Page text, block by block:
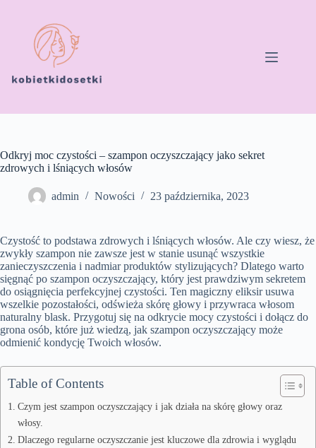
Odkryj moc czystości – szampon oczyszczający jako sekret
zdrowych i lśniących włosów
admin Nowości 23 października, 2023
Czystość to podstawa zdrowych i lśniących włosów. Ale czy wiesz, że
zwykły szampon nie zawsze jest w stanie usunąć wszystkie
zanieczyszczenia i nadmiar produktów stylizujących? Dlatego warto
sięgnąć po szampon oczyszczający, który jest prawdziwym sekretem
do osiągnięcia perfekcyjnej czystości. Ten magiczny eliksir usuwa
wszelkie pozostałości, odświeża skórę głowy i przywraca włosom
naturalny blask. Przygotuj się na odkrycie mocy czystości i dołącz do
grona osób, które już wiedzą, jak szampon oczyszczający może
odmienić kondycję Twoich włosów.
Table of Contents
Czym jest szampon oczyszczający i jak działa na skórę głowy oraz
włosy.
Dlaczego regularne oczyszczanie jest kluczowe dla zdrowia i wyglądu